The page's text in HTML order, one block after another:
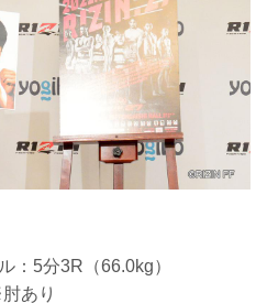
：5分3R（66.0kg）
あり